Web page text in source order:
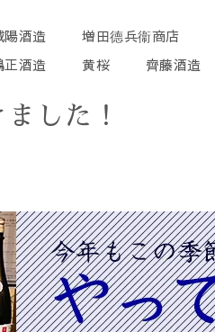
陽酒造 増田德兵衞商店
正酒造 黄桜 齊藤酒造
した！